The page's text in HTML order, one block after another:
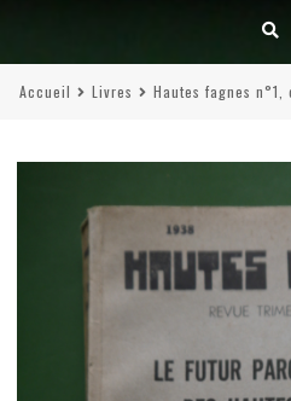
Accueil Livres Hautes fagnes